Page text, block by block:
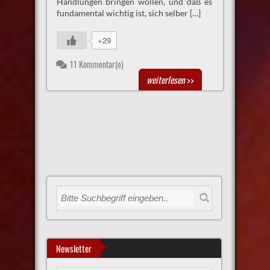
fundamental wichtig ist, sich selber […]
+29
11 Kommentar(e)
weiterlesen>>
Newsletter